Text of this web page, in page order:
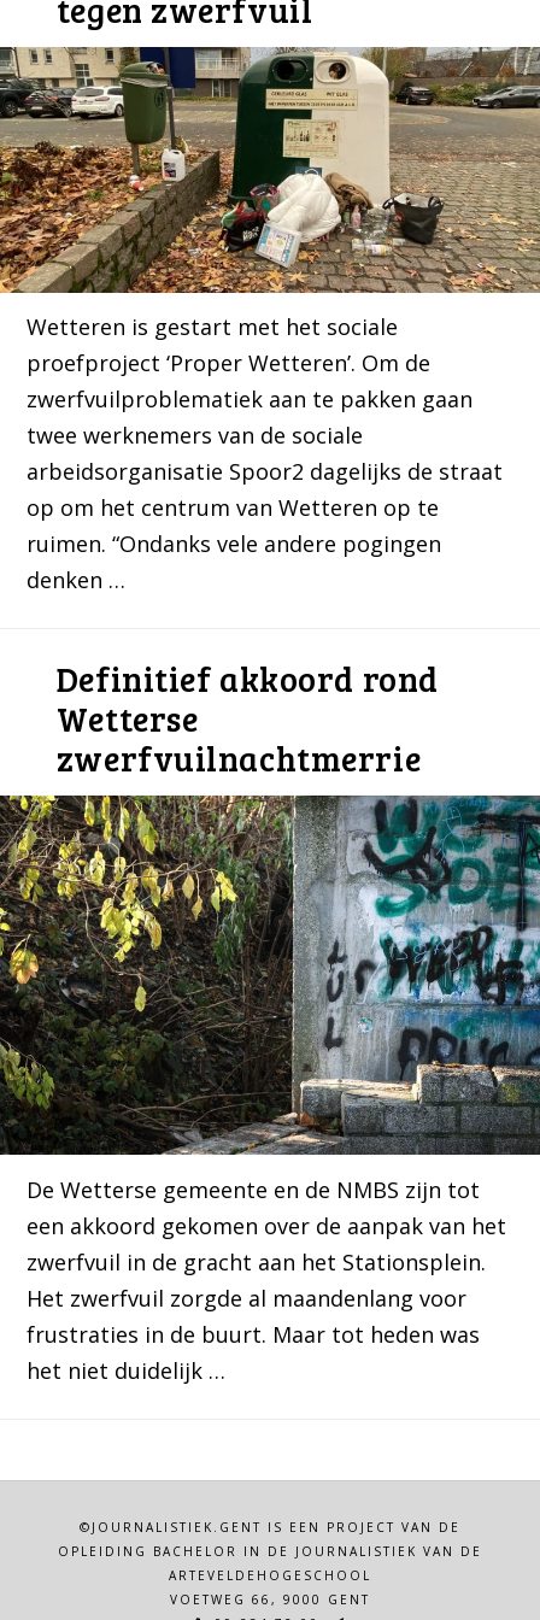
tegen zwerfvuil
Wetteren is gestart met het sociale
proefproject ‘Proper Wetteren’. Om de
zwerfvuilproblematiek aan te pakken gaan
twee werknemers van de sociale
arbeidsorganisatie Spoor2 dagelijks de straat
op om het centrum van Wetteren op te
ruimen. “Ondanks vele andere pogingen
denken …
Definitief akkoord rond
Wetterse
zwerfvuilnachtmerrie
De Wetterse gemeente en de NMBS zijn tot
een akkoord gekomen over de aanpak van het
zwerfvuil in de gracht aan het Stationsplein.
Het zwerfvuil zorgde al maandenlang voor
frustraties in de buurt. Maar tot heden was
het niet duidelijk …
©JOURNALISTIEK.GENT IS EEN PROJECT VAN DE
OPLEIDING BACHELOR IN DE JOURNALISTIEK VAN DE
ARTEVELDEHOGESCHOOL
VOETWEG 66, 9000 GENT